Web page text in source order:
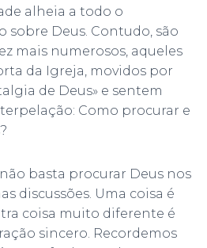
alheia a todo o
sobre Deus. Contudo, são
mais numerosos, aqueles
da Igreja, movidos por
de Deus» e sentem
Como procurar e
basta procurar Deus nos
discussões. Uma coisa é
coisa muito diferente é
sincero. Recordemos